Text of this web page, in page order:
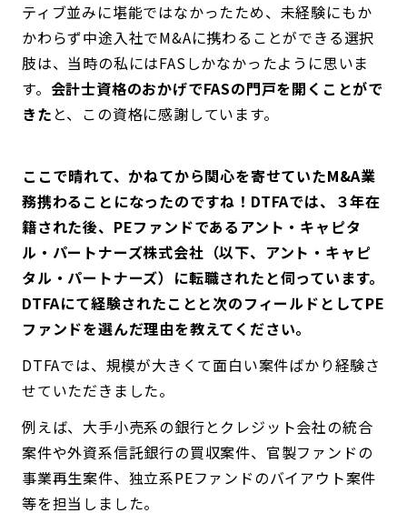
ティブ並みに堪能ではなかったため、未経験にもか
かわらず中途入社でM&Aに携わることができる選択
肢は、当時の私にはFASしかなかったように思いま
す。 会計士資格のおかげでFASの門戸を開くことがで
きた と、この資格に感謝しています。
――ここで晴れて、かねてから関心を寄せていたM&A業
務携わることになったのですね！DTFAでは、３年在
籍された後、PEファンドであるアント・キャピタ
ル・パートナーズ株式会社（以下、アント・キャピ
タル・パートナーズ）に転職されたと伺っています。
DTFAにて経験されたことと次のフィールドとしてPE
ファンドを選んだ理由を教えてください。
DTFAでは、規模が大きくて面白い案件ばかり経験さ
せていただきました。
例えば、大手小売系の銀行とクレジット会社の統合
案件や外資系信託銀行の買収案件、官製ファンドの
事業再生案件、独立系PEファンドのバイアウト案件
等を担当しました。